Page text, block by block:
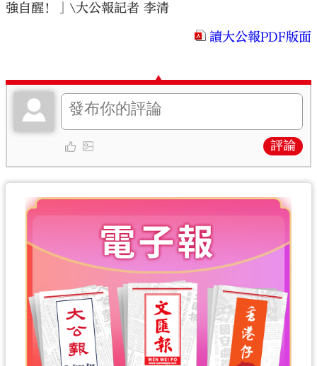
強自醒！」\大公報記者 李清
讀大公報PDF版面
評論